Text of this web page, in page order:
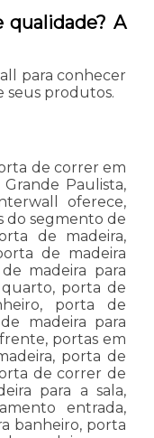
qualidade? A
para conhecer
seus produtos.
de correr em
Paulista,
oferece,
do segmento de
de madeira,
de madeira
madeira para
porta de
porta de
madeira para
portas em
porta de
de correr de
para a sala,
entrada,
banheiro, porta